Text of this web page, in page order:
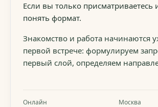
Если вы только присматриваетесь
понять формат.
Знакомство и работа начинаются
первой встрече: формулируем
первый слой, определяем
Онлайн Москва